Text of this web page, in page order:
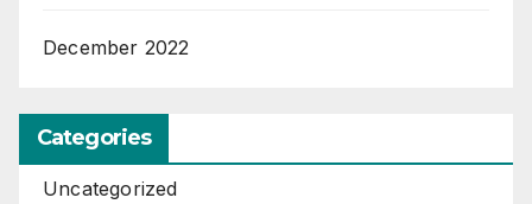
December 2022
Categories
Uncategorized